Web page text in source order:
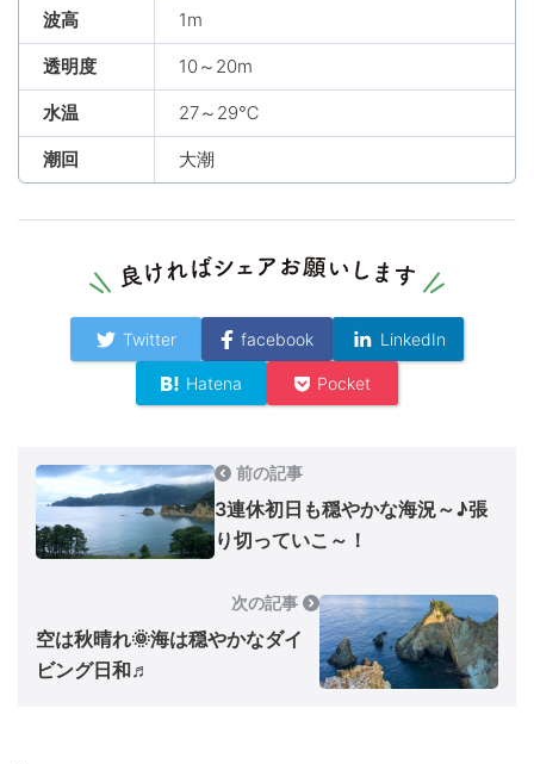
波高 1m
透明度 10～20m
水温 27～29℃
潮回 大潮
Twitter facebook LinkedIn
Hatena Pocket
前の記事
3連休初日も穏やかな海況～♪張
り切っていこ～！
次の記事
空は秋晴れ🌞海は穏やかなダイ
ビング日和♬